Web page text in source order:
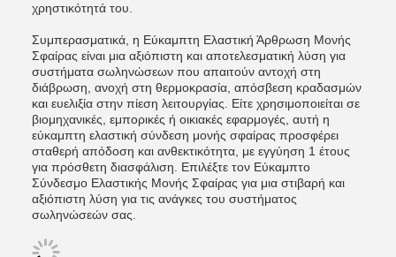
χρηστικότητά του.
Συμπερασματικά, η Εύκαμπτη Ελαστική Άρθρωση Μονής
Σφαίρας είναι μια αξιόπιστη και αποτελεσματική λύση για
συστήματα σωληνώσεων που απαιτούν αντοχή στη
διάβρωση, ανοχή στη θερμοκρασία, απόσβεση κραδασμών
και ευελιξία στην πίεση λειτουργίας. Είτε χρησιμοποιείται σε
βιομηχανικές, εμπορικές ή οικιακές εφαρμογές, αυτή η
εύκαμπτη ελαστική σύνδεση μονής σφαίρας προσφέρει
σταθερή απόδοση και ανθεκτικότητα, με εγγύηση 1 έτους
για πρόσθετη διασφάλιση. Επιλέξτε τον Εύκαμπτο
Σύνδεσμο Ελαστικής Μονής Σφαίρας για μια στιβαρή και
αξιόπιστη λύση για τις ανάγκες του συστήματος
σωληνώσεών σας.